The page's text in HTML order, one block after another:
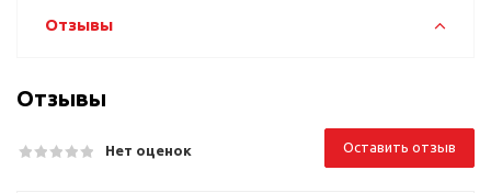
Отзывы
Отзывы
Нет оценок Оставить отзыв